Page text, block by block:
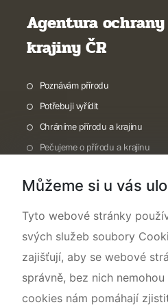
Agentura
krajiny ČR
Poznávám přírodu
Potřebuji vyřídit
Chráníme přírodu a krajinu
Pečujeme o přírodu a krajinu
O nás
Můžeme si u vás
Tyto webové stránky
svých služeb soubory
zajišťují, aby se webové
správně, bez nich
cookies nám pomáhají